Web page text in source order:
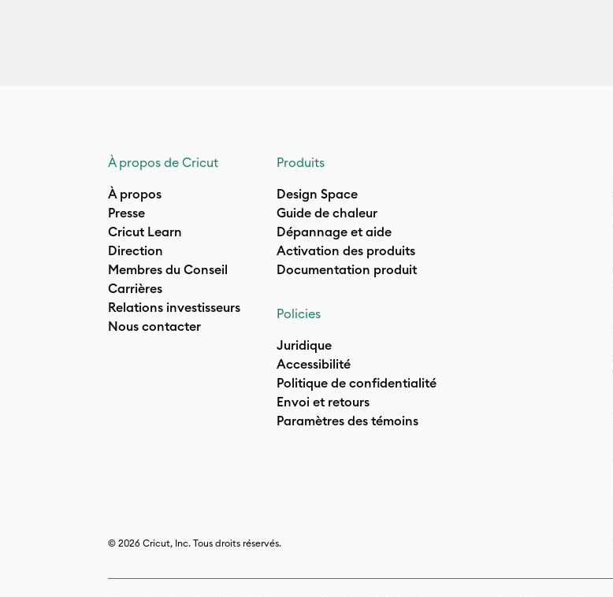
À propos de Cricut
À propos
Presse
Cricut Learn
Direction
Membres du Conseil
Carrières
Relations investisseurs
Nous contacter
Produits
Design Space
Guide de chaleur
Dépannage et aide
Activation des produits
Documentation produit
Policies
Juridique
Accessibilité
Politique de confidentialité
Envoi et retours
Paramètres des témoins
© 2026 Cricut, Inc. Tous droits réservés.